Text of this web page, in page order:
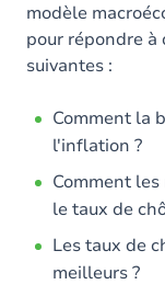
Table des
Exercices
modèle
pour répondre
suivantes :
Comment la
l'inflation ?
Comment
le taux de
Les taux de
meilleurs ?